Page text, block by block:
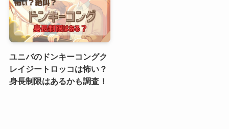
ユニバのドンキーコングク
レイジートロッコは怖い？
身長制限はあるかも調査！